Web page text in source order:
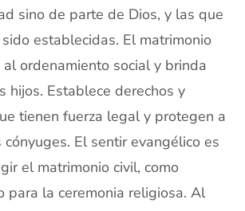
sino de parte de Dios, y las que
establecidas. El matrimonio
ordenamiento social y brinda
hijos. Establece derechos y
tienen fuerza legal y protegen a
El sentir evangélico es
el matrimonio civil, como
para la ceremonia religiosa. Al